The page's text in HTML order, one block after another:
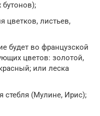
бутонов);
цветков, листьев,
будет во французской
цветов: золотой,
или леска
стебля (Мулине, Ирис);